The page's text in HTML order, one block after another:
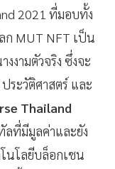
2021 ที่มอบทั้ง
ก MUT NFT เป็น
งามตัวจริง ซึ่งจะ
ระวัติศาสตร์ และ
Thailand
ที่มีมูลค่าและยัง
นโลยีบล็อกเชน